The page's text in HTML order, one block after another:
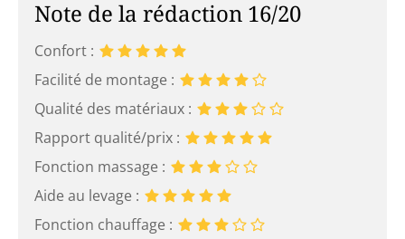
Note de la rédaction 16/20
Confort :
Facilité de montage :
Qualité des matériaux :
Rapport qualité/prix :
Fonction massage :
Aide au levage :
Fonction chauffage :